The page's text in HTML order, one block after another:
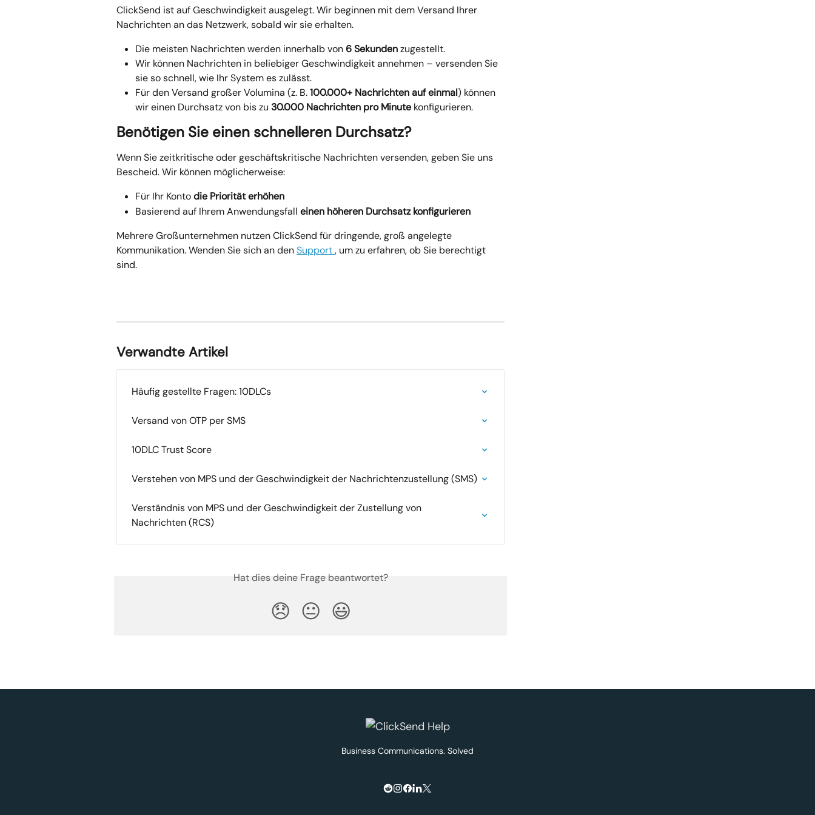
ClickSend ist auf Geschwindigkeit ausgelegt. Wir beginnen mit dem Versand Ihrer
Nachrichten an das Netzwerk, sobald wir sie erhalten.
Die meisten Nachrichten werden innerhalb von 6 Sekunden zugestellt.
Wir können Nachrichten in beliebiger Geschwindigkeit annehmen – versenden Sie
sie so schnell, wie Ihr System es zulässt.
Für den Versand großer Volumina (z. B. 100.000+ Nachrichten auf einmal) können
wir einen Durchsatz von bis zu 30.000 Nachrichten pro Minute konfigurieren.
Benötigen Sie einen schnelleren Durchsatz?
Wenn Sie zeitkritische oder geschäftskritische Nachrichten versenden, geben Sie uns
Bescheid. Wir können möglicherweise:
Für Ihr Konto die Priorität erhöhen
Basierend auf Ihrem Anwendungsfall einen höheren Durchsatz konfigurieren
Mehrere Großunternehmen nutzen ClickSend für dringende, groß angelegte
Kommunikation. Wenden Sie sich an den Support , um zu erfahren, ob Sie berechtigt
sind.
Verwandte Artikel
Häufig gestellte Fragen: 10DLCs
Versand von OTP per SMS
10DLC Trust Score
Verstehen von MPS und der Geschwindigkeit der Nachrichtenzustellung (SMS)
Verständnis von MPS und der Geschwindigkeit der Zustellung von
Nachrichten (RCS)
Hat dies deine Frage beantwortet?
😞 😐 😃
Business Communications. Solved